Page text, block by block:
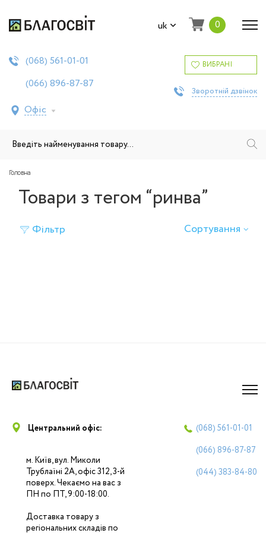
uk 0
(068) 561-01-01
(066) 896-87-87
Офіс
ВИБРАНІ
Зворотній дзвінок
Головна
Товари з тегом “ринва”
Фільтр Сортування
Центральний офіс:
м. Київ, вул. Миколи
Трублаїні 2А, офіс 312, 3-й
поверх. Чекаємо на вас з
ПН по ПТ, 9:00-18:00.
Доставка товару з
регіональних складів по
(068) 561-01-01
(066) 896-87-87
(044) 383-84-80